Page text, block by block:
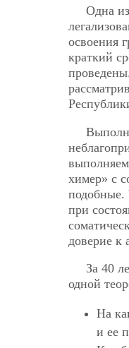
Одна
освоения
краткий
химер» с
подобные.
при
доверие к
За 40
одной
На
и ее